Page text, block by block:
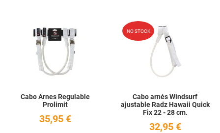
Add to Wishlist
Cabo Arnes Regulable
Prolimit
35,95 €
NO STOCK
Cabo arnés Windsurf
ajustable Radz Hawaii Quick
Fix 22 - 28 cm.
32,95 €